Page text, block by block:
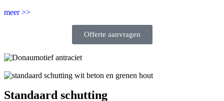
meer >>
Offerte aanvragen
Standaard schutting